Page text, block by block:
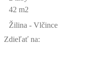
42 m2
Žilina - Vlčince
Zdieľať na: